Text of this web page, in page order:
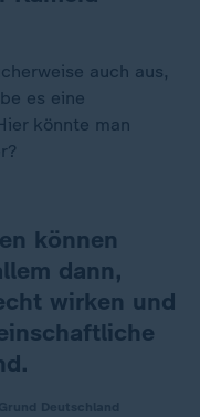
auch aus,
es eine
könnte man
können
dann,
wirken und